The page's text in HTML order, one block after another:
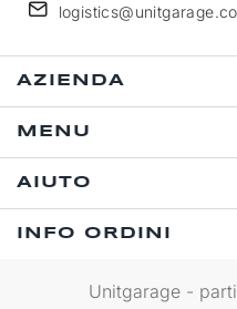
AZIENDA
MENU
AIUTO
INFO ORDINI
Unitgarage -